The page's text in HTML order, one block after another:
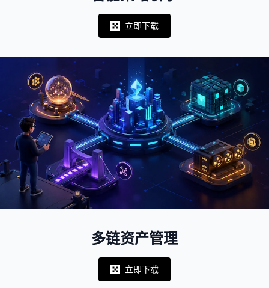
Notifications
立即下载
多链资产管理
Notifications
立即下载